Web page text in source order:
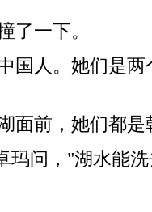
了一下。
国人。她们是
面前，她们都是
玛问， "湖水能